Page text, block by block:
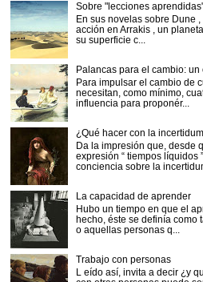
Sobre "lecciones
En sus novelas sobre Dune
acción en Arrakis , un
su superficie c...
Palancas para el cambio: un
Para impulsar el cambio de
necesitan, como mínimo,
influencia para proponér...
¿Qué hacer con la
Da la impresión que, desde
expresión “ tiempos líquidos
conciencia sobre la
La capacidad de aprender
Hubo un tiempo en que el
hecho, éste se definía como
o aquellas personas q...
Trabajo con personas
L eído así, invita a decir ¿y